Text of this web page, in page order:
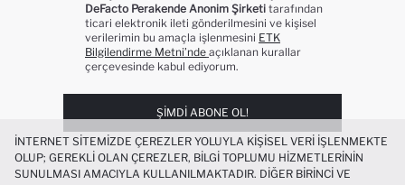
DeFacto Perakende Anonim Şirketi tarafından
ticari elektronik ileti gönderilmesini ve kişisel
verilerimin bu amaçla işlenmesini ETK
Bilgilendirme Metni’nde açıklanan kurallar
çerçevesinde kabul ediyorum.
ŞIMDI ABONE OL!
İNTERNET SITEMIZDE ÇEREZLER YOLUYLA KIŞISEL VERI IŞLENMEKTE
OLUP; GEREKLI OLAN ÇEREZLER, BILGI TOPLUMU HIZMETLERININ
SUNULMASI AMACIYLA KULLANILMAKTADIR. DIĞER BIRINCI VE